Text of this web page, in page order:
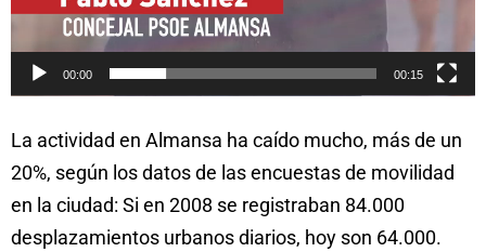
00:00 00:15
La actividad en Almansa ha caído mucho, más de un
20%, según los datos de las encuestas de movilidad
en la ciudad: Si en 2008 se registraban 84.000
desplazamientos urbanos diarios, hoy son 64.000.